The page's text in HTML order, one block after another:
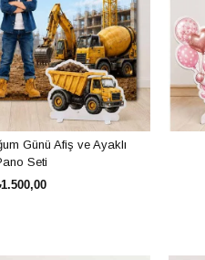
Günü Afiş ve Ayaklı
Seti